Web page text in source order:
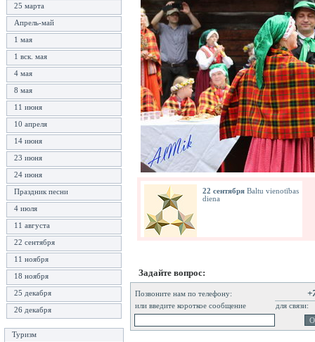
25 марта
Апрель-май
1 мая
1 вск. мая
4 мая
8 мая
11 июня
10 апреля
14 июня
23 июня
24 июня
Праздник песни
4 июля
11 августа
22 сентября
11 ноября
18 ноября
25 декабря
26 декабря
Туризм
22 сентября Baltu vienotības
diena
Задайте вопрос:
Позвоните нам по телефону:
или введите короткое сообщение для связи: